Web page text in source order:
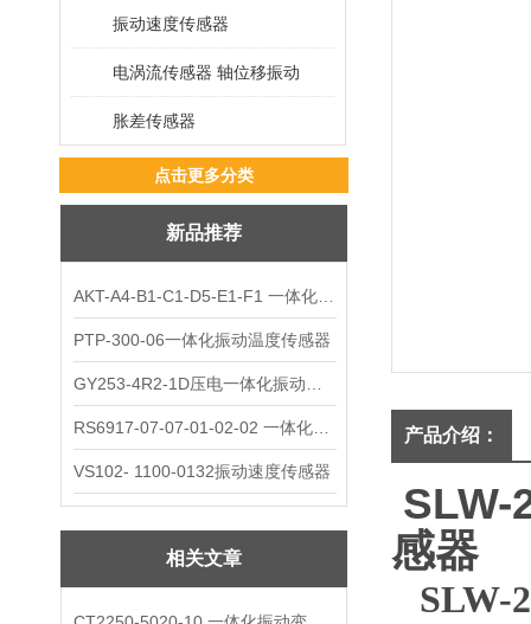
振动速度传感器
电涡流传感器 轴位移振动
胀差传感器
点击更多分类
新品推荐
PTP-300-06一体化振动温度传感器
VS102- 1100-0132振动速度传感器
相关文章
产品介绍：
SLW-
感器
SLW-